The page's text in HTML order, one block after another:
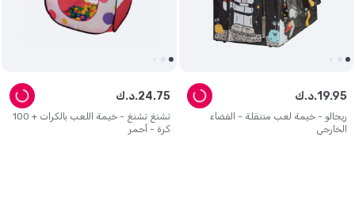
ريجالو - خيمة لعب متنقلة - الفضاء
الخارجي
د.ك.19.95
تشنغ تشنغ - خيمة اللعب بالكرات + 100
كرة - أحمر
د.ك.24.75